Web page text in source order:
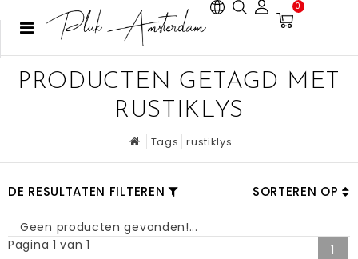
0
PRODUCTEN GETAGD MET
RUSTIKLYS
Tags rustiklys
DE RESULTATEN FILTEREN SORTEREN OP
Geen producten gevonden!...
Pagina 1 van 1
1